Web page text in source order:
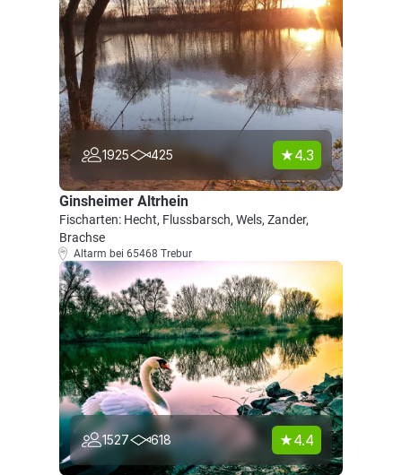
1925 425 4.3
Ginsheimer Altrhein
Fischarten: Hecht, Flussbarsch, Wels, Zander,
Brachse
Altarm bei 65468 Trebur
1527 618 4.4